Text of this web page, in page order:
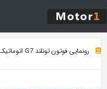
رونمایی فوتون تونلند G7 اتوماتیک ایران خودرو دیزل